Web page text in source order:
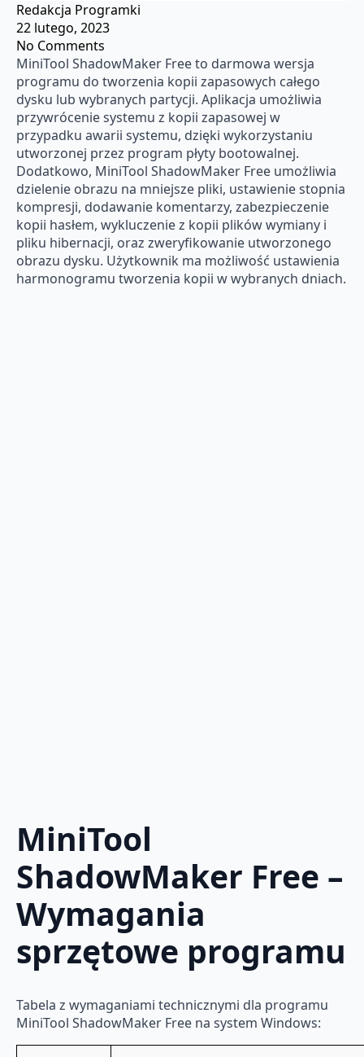
Redakcja Programki
22 lutego, 2023
No Comments
MiniTool ShadowMaker Free to darmowa wersja
programu do tworzenia kopii zapasowych całego
dysku lub wybranych partycji. Aplikacja umożliwia
przywrócenie systemu z kopii zapasowej w
przypadku awarii systemu, dzięki wykorzystaniu
utworzonej przez program płyty bootowalnej.
Dodatkowo, MiniTool ShadowMaker Free umożliwia
dzielenie obrazu na mniejsze pliki, ustawienie stopnia
kompresji, dodawanie komentarzy, zabezpieczenie
kopii hasłem, wykluczenie z kopii plików wymiany i
pliku hibernacji, oraz zweryfikowanie utworzonego
obrazu dysku. Użytkownik ma możliwość ustawienia
harmonogramu tworzenia kopii w wybranych dniach.
MiniTool
ShadowMaker Free –
Wymagania
sprzętowe programu
Tabela z wymaganiami technicznymi dla programu
MiniTool ShadowMaker Free na system Windows: